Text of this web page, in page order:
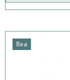
Rea